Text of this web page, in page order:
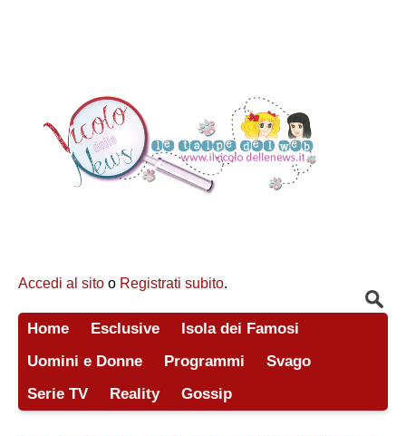
Accedi al sito o Registrati subito.
Home Esclusive
Isola dei Famosi
Uomini e Donne
Programmi
Svago
Serie TV
Reality Gossip